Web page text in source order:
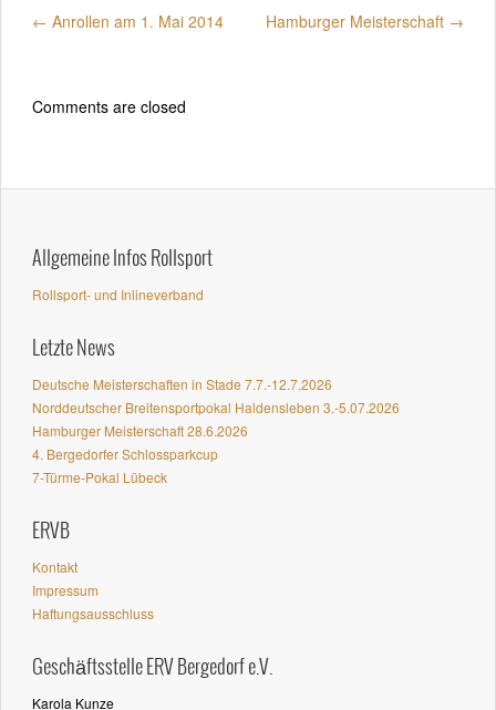
← Anrollen am 1. Mai 2014 Hamburger Meisterschaft →
Comments are closed
Allgemeine Infos Rollsport
Rollsport- und Inlineverband
Letzte News
Deutsche Meisterschaften in Stade 7.7.-12.7.2026
Norddeutscher Breitensportpokal Haldensleben 3.-5.07.2026
Hamburger Meisterschaft 28.6.2026
4. Bergedorfer Schlossparkcup
7-Türme-Pokal Lübeck
ERVB
Kontakt
Impressum
Haftungsausschluss
Geschäftsstelle ERV Bergedorf e.V.
Karola Kunze